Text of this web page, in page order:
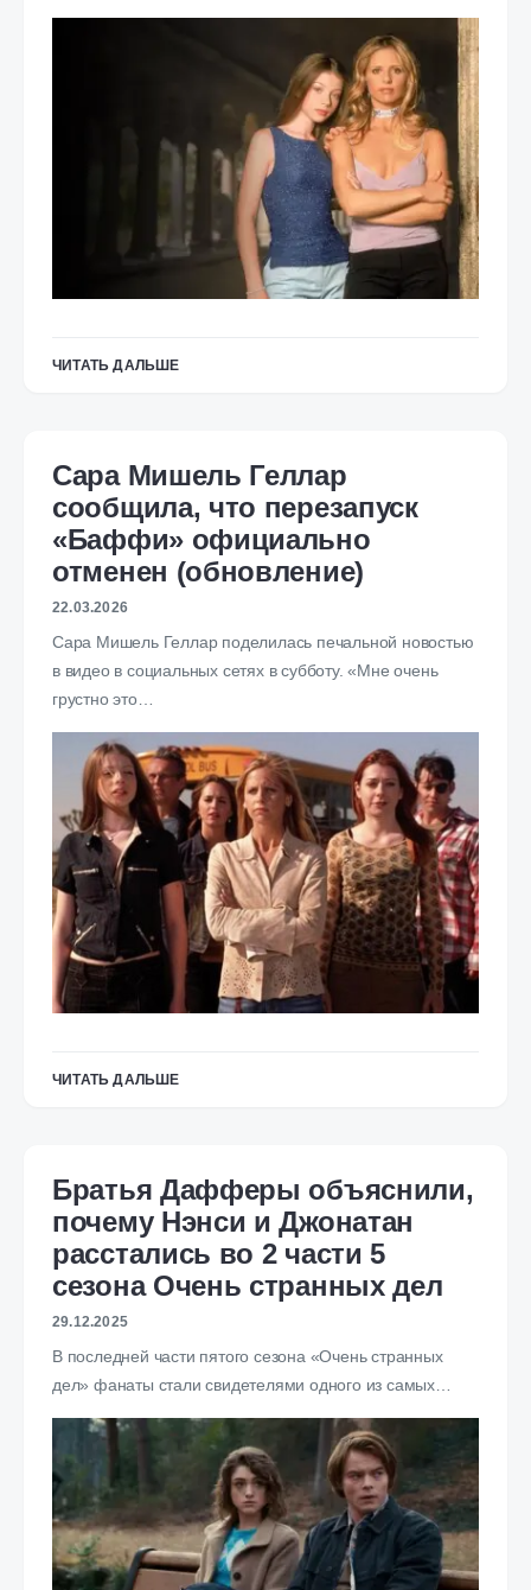
ЧИТАТЬ ДАЛЬШЕ
Сара Мишель Геллар
сообщила, что перезапуск
«Баффи» официально
отменен (обновление)
22.03.2026
Сара Мишель Геллар поделилась печальной новостью
в видео в социальных сетях в субботу. «Мне очень
грустно это…
ЧИТАТЬ ДАЛЬШЕ
Братья Дафферы объяснили,
почему Нэнси и Джонатан
расстались во 2 части 5
сезона Очень странных дел
29.12.2025
В последней части пятого сезона «Очень странных
дел» фанаты стали свидетелями одного из самых…